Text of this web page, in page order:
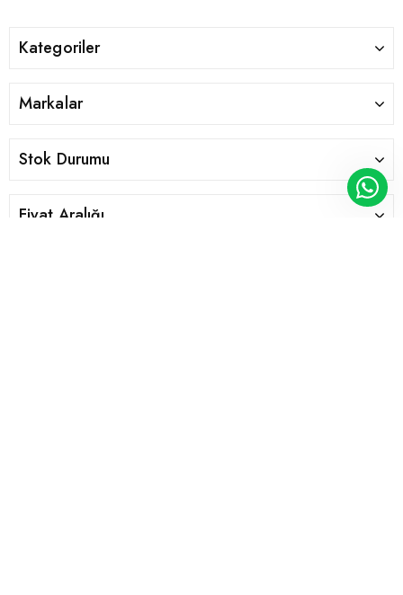
Kategoriler
Markalar
Stok Durumu
Fiyat Aralığı